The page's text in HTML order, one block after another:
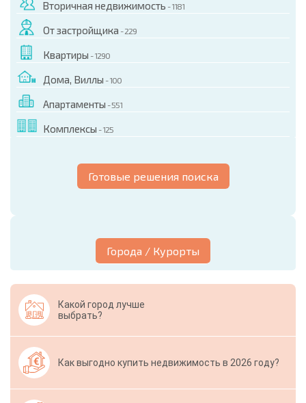
Вторичная недвижимость - 1181
От застройщика - 229
Квартиры - 1290
Дома, Виллы - 100
Апартаменты - 551
Комплексы - 125
Готовые решения поиска
Города / Курорты
Какой город лучше
выбрать?
Как выгодно купить недвижимость в 2026 году?